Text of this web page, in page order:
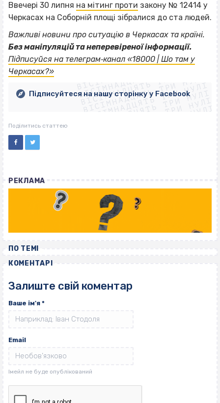
Ввечері 30 липня на мітинг проти закону № 12414 у
Черкасах на Соборній площі зібралися до ста людей.
Важливі новини про ситуацію в Черкасах та країні.
Без маніпуляцій та неперевіреної інформації.
Підписуйся на телеграм‐канал «18000 | Шо там у
Черкасах?»
ВІСІМНАДЦЯТЬ ТРИ НУЛІ
ВІСІМНАДЦЯТЬ ТРИ НУЛІ
ВІСІМНАДЦЯТЬ ТРИ НУЛІ
ВІСІМНАДЦЯТЬ ТРИ НУЛІ
ВІСІМНАДЦЯТЬ ТРИ НУЛІ
ВІСІМНАДЦЯТЬ ТРИ НУЛІ
ВІСІМНАДЦЯТЬ ТРИ НУЛІ
ВІСІМНАДЦЯТЬ ТРИ НУЛІ
Підписуйтеся на нашу сторінку у Facebook
Поділитись статтею
РЕКЛАМА
ПО ТЕМІ
КОМЕНТАРІ
Залиште свій коментар
Ваше ім'я *
Email